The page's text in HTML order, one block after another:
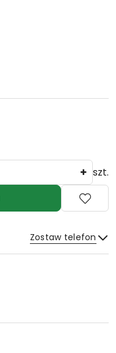
szt.
Zostaw telefon